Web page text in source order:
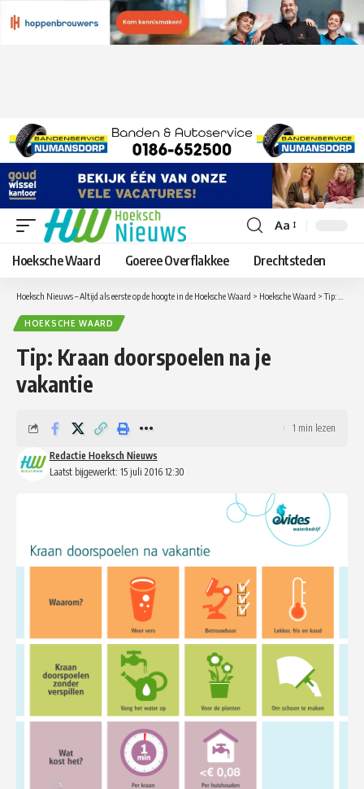
Lettergrootte
aanpassen
Aa
Hoeksche Waard Goeree Overflakkee Drechtsteden
Hoeksch Nieuws – Altijd als eerste op de hoogte in de Hoeksche Waard > Hoeksche Waard >Tip: Kraan doorspoelen na je vakantie
HOEKSCHE WAARD
Tip: Kraan doorspoelen na je
vakantie
Laatst bijgewerkt: 15 juli 2016 12:30
Redactie Hoeksch Nieuws
1 min lezen